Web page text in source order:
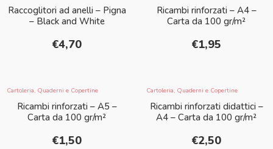
Raccoglitori ad anelli – Pigna
– Black and White
€4,70
Ricambi rinforzati – A4 –
Carta da 100 gr/m²
€1,95
Cartoleria, Quaderni e Copertine
Ricambi rinforzati – A5 –
Carta da 100 gr/m²
€1,50
Cartoleria, Quaderni e Copertine
Ricambi rinforzati didattici –
A4 – Carta da 100 gr/m²
€2,50